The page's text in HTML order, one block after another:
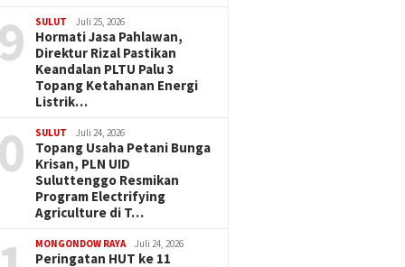
SULUT Juli 25, 2026
Hormati Jasa Pahlawan,
Direktur Rizal Pastikan
Keandalan PLTU Palu 3
Topang Ketahanan Energi
Listrik…
SULUT Juli 24, 2026
Topang Usaha Petani Bunga
Krisan, PLN UID
Suluttenggo Resmikan
Program Electrifying
Agriculture di T…
MONGONDOW RAYA Juli 24, 2026
Peringatan HUT ke 11